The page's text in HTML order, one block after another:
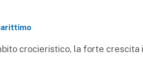
crocieristico, la forte